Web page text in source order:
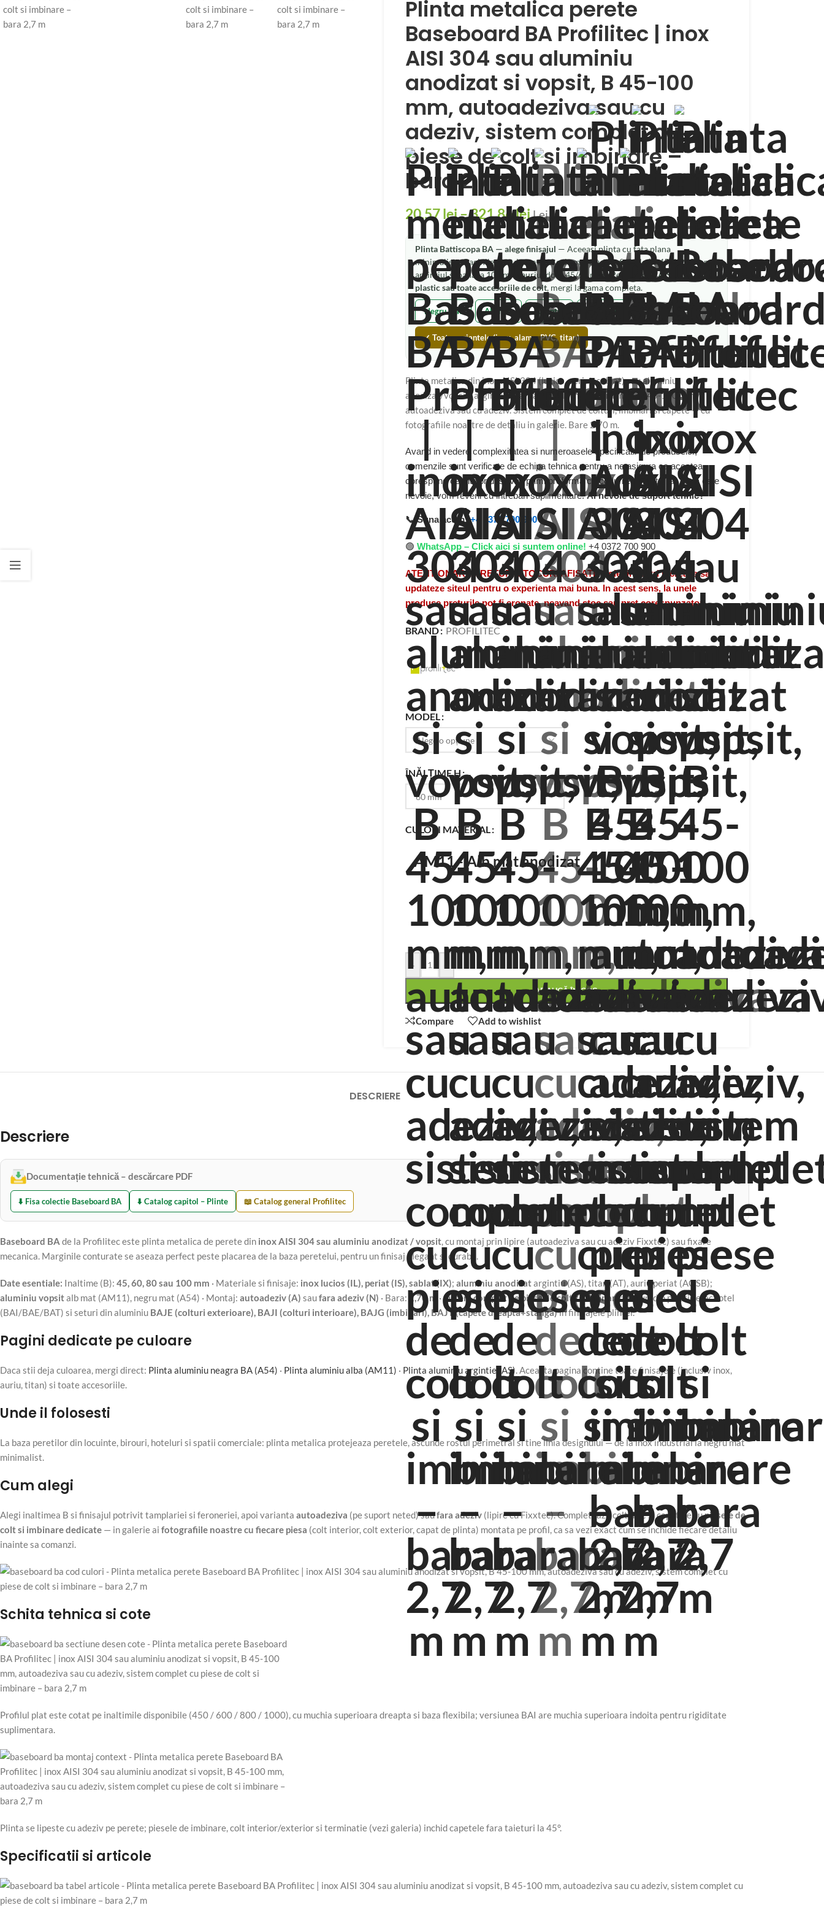
Plinta metalica perete
Baseboard BA Profilitec | inox
AISI 304 sau aluminiu
anodizat si vopsit, B 45-100
mm, autoadeziva sau cu
adeziv, sistem complet cu
piese de colt si imbinare –
bara 2,7 m
20,57lei–321,86leiLei
Plinta Battiscopa BA — alege finisajul — Aceeasi plinta cu fata plana
minimalista. Paginile pe culoare sunt cele mai cautate finisaje (H 45/60/80 mm,
argintiul si pana la 100 mm, auriul doar 45/60 mm). Pentru
inox AISI 304, titan,
plastic sau toate accesoriile de colt, mergi la gama completa.
Negru mat Alb mat Argintiu Auriu periat
✓ Toate variantele (inox, alama, PVC, titan)
Plinta metalica din inox AISI 304 (lucios, periat, sablat) sau aluminiu
anodizat/vopsit (argintiu, titan, auriu, alb mat, negru mat), B 45-100 mm,
autoadeziva sau cu adeziv. Sistem complet de colturi, imbinari si capete — cu
fotografiile noastre de detaliu in galerie. Bare 2,70 m.
Avand in vedere complexitatea si numeroasele specificatii ale produselor,
comenzile sunt verificate de echipa tehnica pentru a ne asigura ca acestea
corespund cerintelor dvs. Veti primi proforma cu codurile corecte, iar daca este
nevoie, vom reveni cu intrebari suplimentare.Ai nevoie de suport tehnic?
📞 Suna acum:+4 0372 700 900
🟢 WhatsApp – Click aici si suntem online! +4 0372 700 900
ATENTIONARE PRETURI/STOCURI AFISATE Colegii nostri lucreaza sa
updateze siteul pentru o experienta mai buna. In acest sens, la unele
produse preturile pot fi eronate, neavand stoc sau pret corespunzator.
BRAND PROFILITEC
MODEL
ÎNĂLȚIME H
CULORI MATERIAL
AM11 - Alb mat anodizat
-
ADAUGĂ ÎN COȘ
Compare Add to wishlist
DESCRIERE
Descriere
Documentație tehnică – descărcare PDF
⬇️ Fisa colectie Baseboard BA ⬇️ Catalog capitol – Plinte 📖 Catalog general Profilitec
Baseboard BA de la Profilitec este plinta metalica de perete din inox AISI 304 sau aluminiu anodizat / vopsit, cu montaj prin lipire (autoadeziva sau cu adeziv Fixxtec) sau fixare
mecanica. Marginile conturate se aseaza perfect peste placarea de la baza peretelui, pentru un finisaj elegant si durabil.
Date esentiale: Inaltime (B): 45, 60, 80 sau 100 mm · Materiale si finisaje: inox lucios (IL), periat (IS), sablat (IX); aluminiu anodizatargintiu (AS), titan (AT), auriu periat (AOSB);
aluminiu vopsitalb mat (AM11), negru mat (A54) · Montaj: autoadeziv (A) saufara adeziv (N) · Bara: 2,70 m ·Sistem complet de piese de colt si imbinare: colturi din plastic efect otel
(BAI/BAE/BAT) si seturi din aluminiu BAJE (colturi exterioare), BAJI (colturi interioare), BAJG (imbinari), BAJT (capete dreapta+stanga)in finisajele plintei.
Pagini dedicate pe culoare
Daca stii deja culoarea, mergi direct: Plinta aluminiu neagra BA (A54) · Plinta aluminiu alba (AM11) · Plinta aluminiu argintie (AS). Aceasta pagina contine toate finisajele (inclusiv inox,
auriu, titan) si toate accesoriile.
Unde il folosesti
La baza peretilor din locuinte, birouri, hoteluri si spatii comerciale: plinta metalica protejeaza peretele, ascunde rostul perimetral si tine linia designului — de la inox industrial la negru mat
minimalist.
Cum alegi
Alegi inaltimea B si finisajul potrivit tamplariei si feroneriei, apoi varianta autoadeziva (pe suport neted) saufara adeziv (lipire cu Fixxtec). Completeaza colturile si capetele cupiesele de
colt si imbinare dedicate — in galerie ai fotografiile noastre cu fiecare piesa (colt interior, colt exterior, capat de plinta) montata pe profil, ca sa vezi exact cum se inchide fiecare detaliu
inainte sa comanzi.
Schita tehnica si cote
Profilul plat este cotat pe inaltimile disponibile (450 / 600 / 800 / 1000), cu muchia superioara dreapta si baza flexibila; versiunea BAI are muchia superioara indoita pentru rigiditate
suplimentara.
Plinta se lipeste cu adeziv pe perete; piesele de imbinare, colt interior/exterior si terminatie (vezi galeria) inchid capetele fara taieturi la 45°.
Specificatii si articole